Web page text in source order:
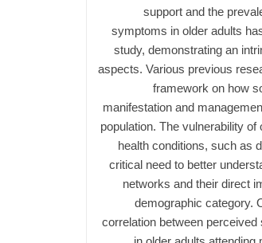
support and the
symptoms in older adults
study, demonstrating an
aspects. Various previous
framework on how
manifestation and
population. The vulnerability
health conditions, such as
critical need to better
networks and their direct
demographic category.
correlation between